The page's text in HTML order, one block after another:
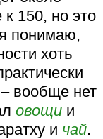
к 150, но это
понимаю,
хоть
вообще нет
овощи и
и чай.